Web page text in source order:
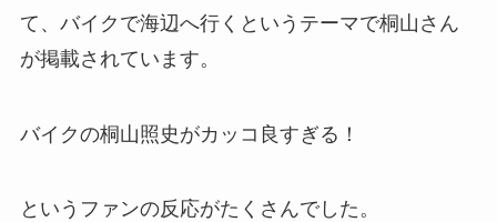
て、バイクで海辺へ行くというテーマで桐山さん
が掲載されています。
バイクの桐山照史がカッコ良すぎる！
というファンの反応がたくさんでした。